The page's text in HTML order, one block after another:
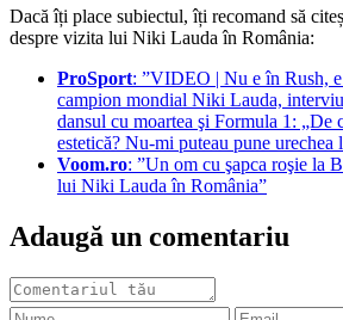
Dacă îți place subiectul, îți recomand să
despre vizita lui Niki Lauda în România:
ProSport: ”VIDEO | Nu e în Rush,
campion mondial Niki Lauda,
dansul cu moartea şi Formula 1: „De
estetică? Nu-mi puteau pune urechea
Voom.ro: ”Un om cu şapca roşie la
lui Niki Lauda în România”
Adaugă un comentariu